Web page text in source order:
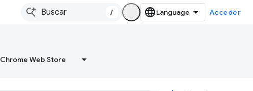
/ Acceder
Chrome Web Store